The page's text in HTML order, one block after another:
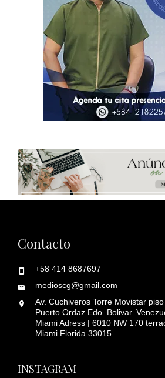
Contacto
+58 414 8687697
medioscg@gmail.com
Av. Cuchiveros Torre Movistar piso
Puerto Ordaz Edo. Bolivar.
Miami Adress | 6010 NW 170
Miami Florida 33015
INSTAGRAM